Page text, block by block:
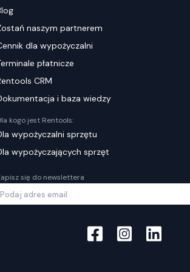
naszym partnerem
dla wypożyczalni
płatnicze
CRM
i baza wiedzy
kogo jest Rentools:
wypożyczalni sprzętu
wypożyczających sprzęt
się do newslettera